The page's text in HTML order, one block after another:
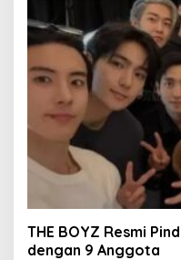
THE BOYZ Resmi
dengan 9 Anggota